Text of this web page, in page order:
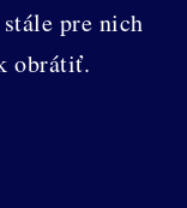
pre nich
obrátiť.